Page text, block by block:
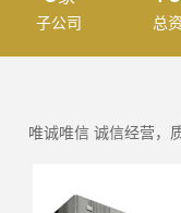
子公司 总
唯诚唯信 诚信经营，